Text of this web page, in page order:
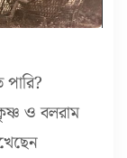
ও বলরাম